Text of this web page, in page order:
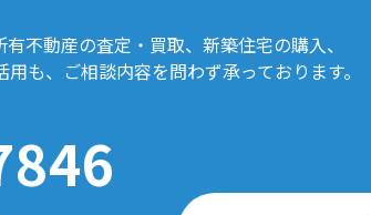
有不動産の査定・買取、新築住宅の購入、
用も、ご相談内容を問わず承っております。